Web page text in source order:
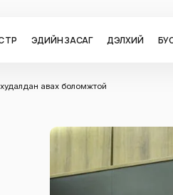
ТӨР ЭДИЙН ЗАСАГ ДЭЛХИЙ
худалдан авах боломжтой